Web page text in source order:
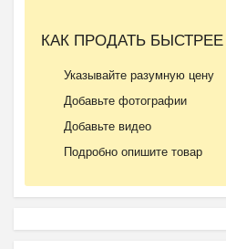
КАК ПРОДАТЬ БЫСТРЕЕ
Указывайте разумную цену
Добавьте фотографии
Добавьте видео
Подробно опишите товар